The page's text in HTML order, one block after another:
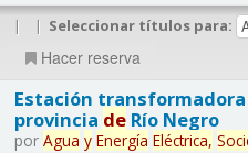
| | Seleccionar títulos para:
Hacer reserva
Estación
provincia deRío Negro
por Agua y Energía Eléctrica,